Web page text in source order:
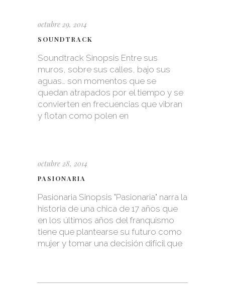
octubre 29, 2014
SOUNDTRACK
Soundtrack Sinopsis Entre sus
muros, sobre sus calles, bajo sus
aguas… son momentos que se
quedan atrapados por el tiempo y se
convierten en frecuencias que vibran
y flotan como polen en
octubre 28, 2014
PASIONARIA
Pasionaria Sinopsis "Pasionaria" narra la
historia de una chica de 17 años que
en los últimos años del franquismo
tiene que plantearse su futuro como
mujer y tomar una decisión difícil que